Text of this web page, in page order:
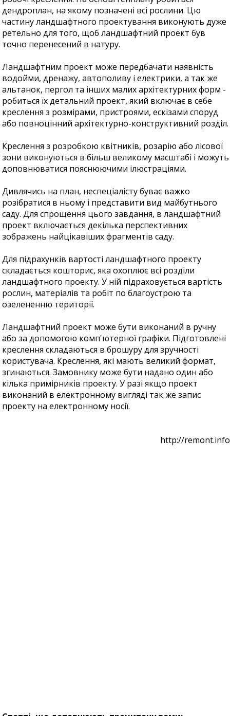
дендроплан, на якому позначені всі рослини. Цю
частину ландшафтного проектування виконують дуже
ретельно для того, щоб ландшафтний проект був
точно перенесений в натуру.
Ландшафтним проект може передбачати наявність
водойми, дренажу, автополиву і електрики, а так же
альтанок, пергол та інших малих архітектурних форм -
робиться їх детальний проект, який включає в себе
креслення з розмірами, пристроями, ескізами споруд
або повноцінний архітектурно-конструктивний розділ.
Креслення з розробкою квітників, розарію або лісової
зони виконуються в більш великому масштабі і можуть
доповнюватися пояснюючими ілюстраціями.
Дивлячись на план, неспеціалісту буває важко
розібратися в ньому і представити вид майбутнього
саду. Для спрощення цього завдання, в ландшафтний
проект включається декілька перспективних
зображень найцікавіших фрагментів саду.
Для підрахунків вартості ландшафтного проекту
складається кошторис, яка охоплює всі розділи
ландшафтного проекту. У ній підраховується вартість
рослин, матеріалів та робіт по благоустрою та
озелененню території.
Ландшафтний проект може бути виконаний в ручну
або за допомогою комп'ютерної графіки. Підготовлені
креслення складаються в брошуру для зручності
користувача. Креслення, які мають великий формат,
згинаються. Замовнику може бути надано один або
кілька примірників проекту. У разі якщо проект
виконаний в електронному вигляді так же запис
проекту на електронному носії.
http://remont.info